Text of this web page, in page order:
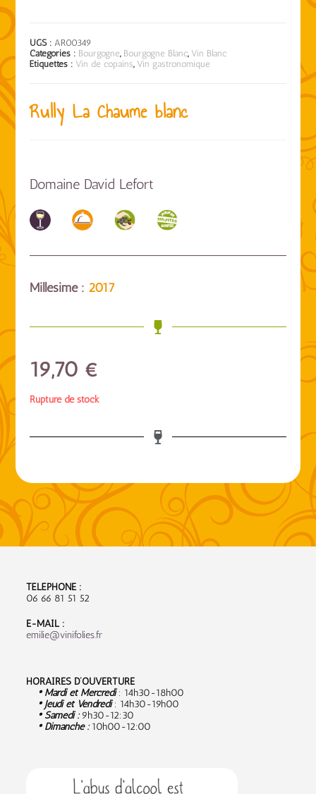
UGS : AR00349
Catégories : Bourgogne, Bourgogne Blanc, Vin Blanc
Étiquettes : Vin de copains, Vin gastronomique
Rully La Chaume blanc
Domaine David Lefort
Millésime : 2017
19,70 €
Rupture de stock
TÉLÉPHONE :
06 66 81 51 52
E-MAIL :
emilie@vinifolies.fr
HORAIRES D’OUVERTURE
• Mardi et Mercredi: 14h30-18h00
• Jeudi et Vendredi: 14h30-19h00
• Samedi :9h30-12:30
• Dimanche :10h00-12:00